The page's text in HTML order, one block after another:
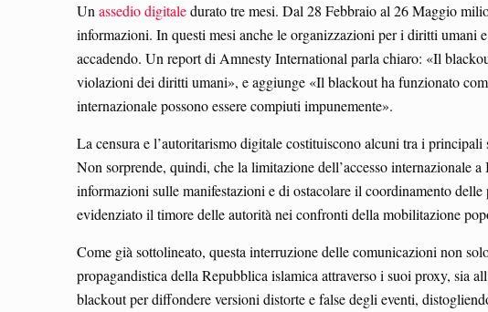
Un assedio digitaledurato tre mesi. Dal 28 Febbraio al 26 Maggio
informazioni. In questi mesi anche le organizzazioni per i diritti umani
accadendo. Un report di Amnesty International parla chiaro: «Il
violazioni dei diritti umani», e aggiunge «Il blackout ha funzionato
internazionale possono essere compiuti impunemente».
La censura e l’autoritarismo digitale costituiscono alcuni tra i
Non sorprende, quindi, che la limitazione dell’accesso
informazioni sulle manifestazioni e di ostacolare il coordinamento
evidenziato il timore delle autorità nei confronti della mobilitazione
Come già sottolineato, questa interruzione delle comunicazioni non
propagandistica della Repubblica islamica attraverso i suoi proxy, sia
blackout per diffondere versioni distorte e false degli eventi,